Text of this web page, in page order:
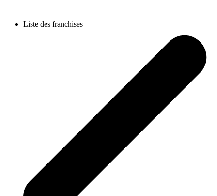
Liste des franchises